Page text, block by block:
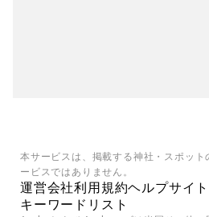
本サービスは、掲載する神社・スポッ
ービスではありません。
運営会社利用規約ヘルプサイ
キーワードリスト